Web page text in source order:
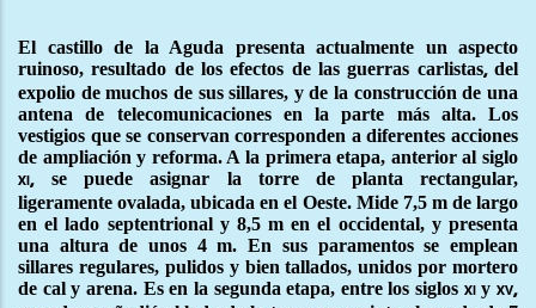
El castillo de la Aguda presenta actualmente un aspecto
ruinoso, resultado de los efectos de las guerras carlistas,del
expolio de muchos de sus sillares, y de la construcción de una
antena de telecomunicaciones en la parte más alta. Los
vestigios que se conservan corresponden a diferentes acciones
de ampliación y reforma. A la primera etapa, anterior al siglo
xi, se puede asignar la torre de planta rectangular,
ligeramente ovalada, ubicada en el Oeste. Mide 7,5 m de largo
en el lado septentrional y 8,5 m en el occidental, y presenta
una altura de unos 4 m. En sus paramentos se emplean
sillares regulares, pulidos y bien tallados, unidos por mortero
de cal y arena. Es en la segunda etapa, entre los siglos xiyxv,